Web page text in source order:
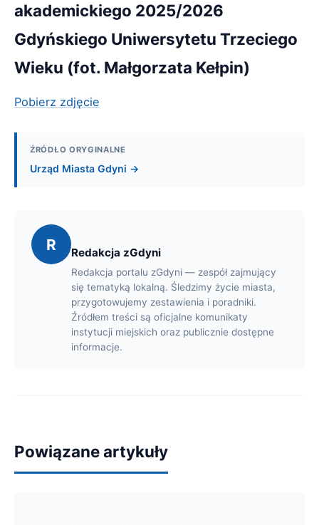
akademickiego 2025/2026
Gdyńskiego Uniwersytetu Trzeciego
Wieku (fot. Małgorzata Kełpin)
Pobierz zdjęcie
ŹRÓDŁO ORYGINALNE
Urząd Miasta Gdyni →
R Redakcja zGdyni
Redakcja portalu zGdyni — zespół zajmujący
się tematyką lokalną. Śledzimy życie miasta,
przygotowujemy zestawienia i poradniki.
Źródłem treści są oficjalne komunikaty
instytucji miejskich oraz publicznie dostępne
informacje.
Powiązane artykuły